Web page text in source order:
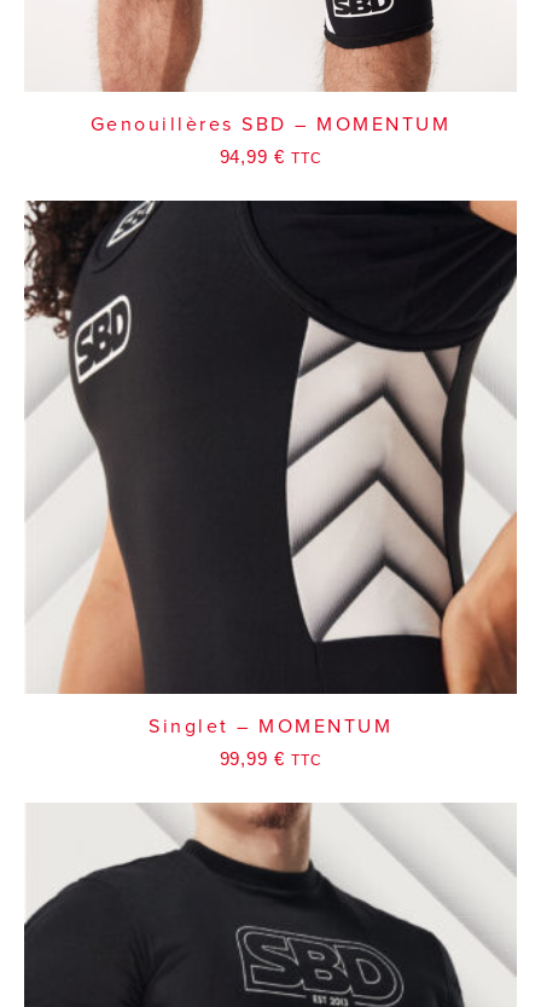
Genouillères SBD – MOMENTUM
94,99 € TTC
Singlet – MOMENTUM
99,99 € TTC